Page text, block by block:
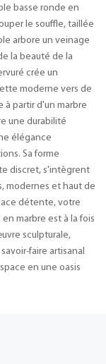
basse ronde en
le souffle, taillée
arbore un veinage
la beauté de la
crée un
moderne vers de
à partir d'un marbre
une durabilité
élégance
Sa forme
discret, s'intègrent
modernes et haut de
détente, votre
marbre est à la fois
sculpturale,
faire artisanal
en une oasis